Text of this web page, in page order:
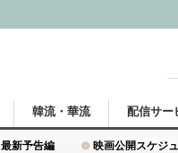
最新予告編 映画公開スケジ
韓流・華流 配信サー